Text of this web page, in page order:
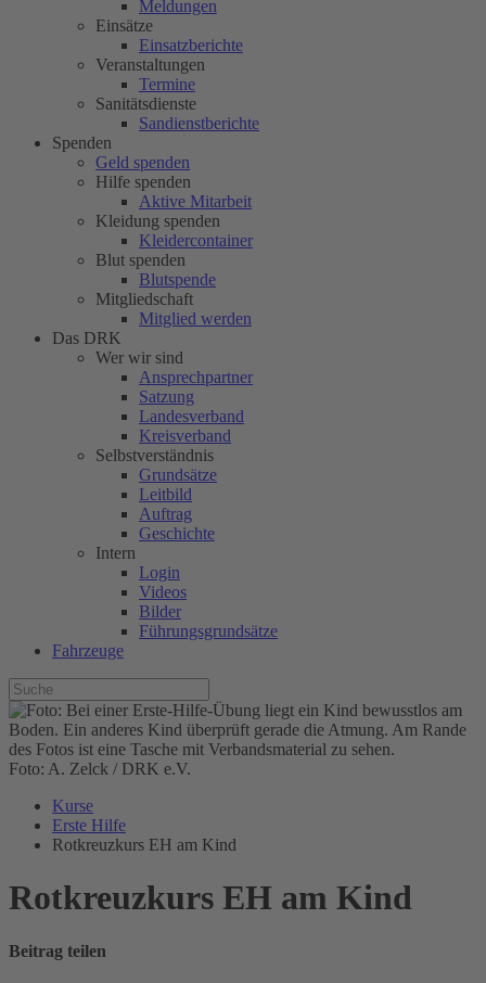
Meldungen
Einsätze
Einsatzberichte
Veranstaltungen
Termine
Sanitätsdienste
Sandienstberichte
Spenden
Geld spenden
Hilfe spenden
Aktive Mitarbeit
Kleidung spenden
Kleidercontainer
Blut spenden
Blutspende
Mitgliedschaft
Mitglied werden
Das DRK
Wer wir sind
Ansprechpartner
Satzung
Landesverband
Kreisverband
Selbstverständnis
Grundsätze
Leitbild
Auftrag
Geschichte
Intern
Login
Videos
Bilder
Führungsgrundsätze
Fahrzeuge
Foto: A. Zelck / DRK e.V.
Kurse
Erste Hilfe
Rotkreuzkurs EH am Kind
Rotkreuzkurs EH am Kind
Beitrag teilen